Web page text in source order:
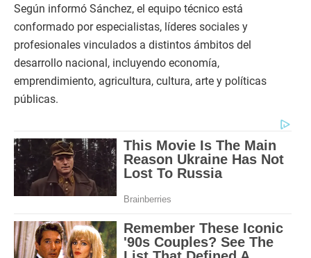
Según informó Sánchez, el equipo técnico está
conformado por especialistas, líderes sociales y
profesionales vinculados a distintos ámbitos del
desarrollo nacional, incluyendo economía,
emprendimiento, agricultura, cultura, arte y políticas
públicas.